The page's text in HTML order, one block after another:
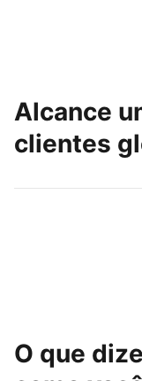
Alcance
clientes
Chegue hoje
O que